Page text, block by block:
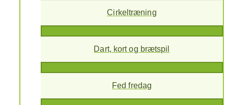
Cirkeltræning
Dart, kort og brætspil
Fed fredag